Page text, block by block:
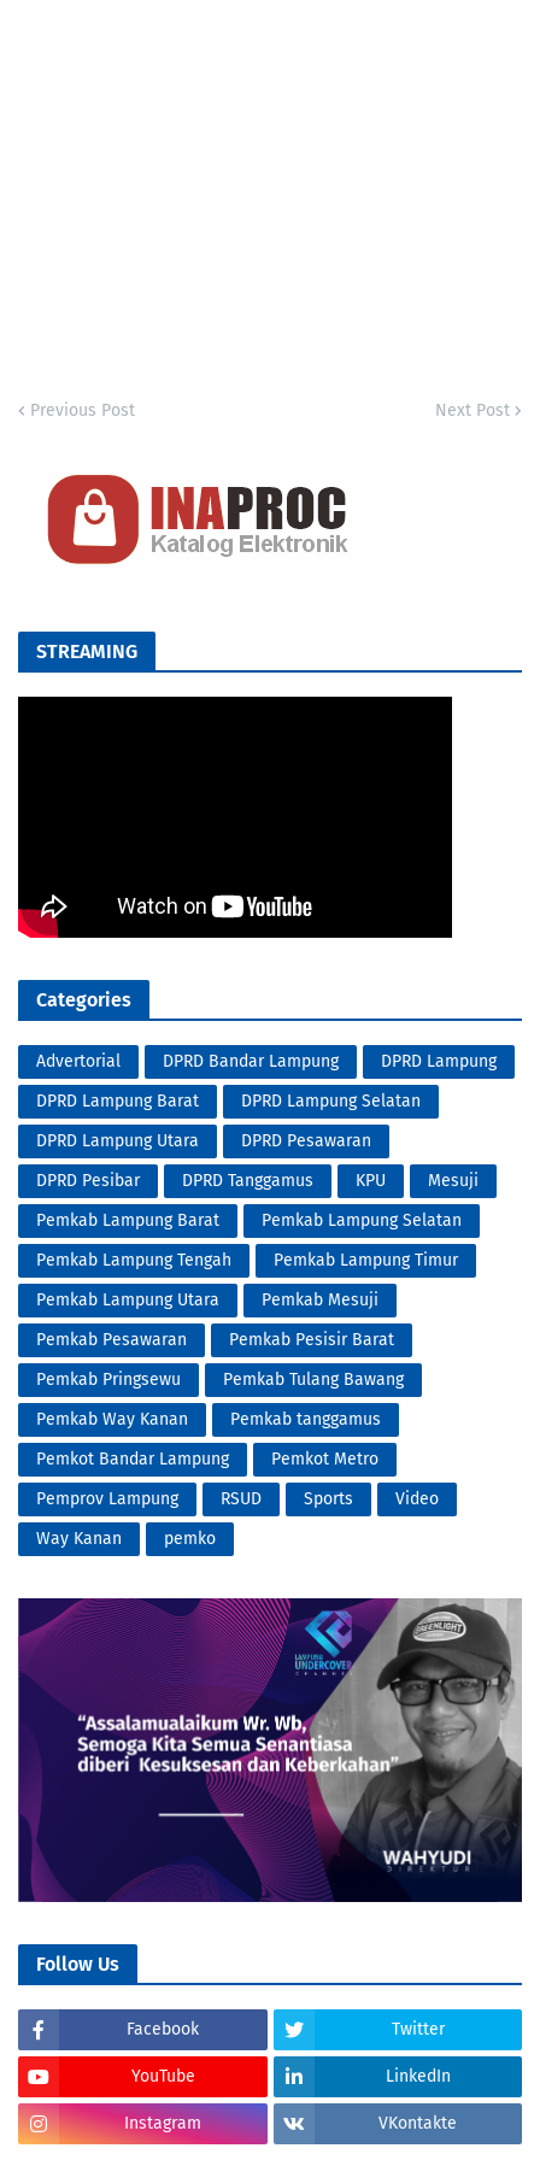
Previous Post Next Post
STREAMING
Categories
Advertorial DPRD Bandar Lampung
DPRD Lampung
DPRD Lampung Barat
DPRD Lampung Selatan
DPRD Lampung Utara
DPRD Pesawaran
DPRD Pesibar
DPRD Tanggamus KPU
Mesuji
Pemkab Lampung Barat
Pemkab Lampung Selatan
Pemkab Lampung Tengah
Pemkab Lampung Timur
Pemkab Lampung Utara
Pemkab Mesuji
Pemkab Pesawaran
Pemkab Pesisir Barat
Pemkab Pringsewu
Pemkab Tulang Bawang
Pemkab Way Kanan
Pemkab tanggamus
Pemkot Bandar Lampung
Pemkot Metro
Pemprov Lampung
RSUD Sports
Video
Way Kanan
pemko
Follow Us
Facebook Twitter
YouTube LinkedIn
Instagram VKontakte